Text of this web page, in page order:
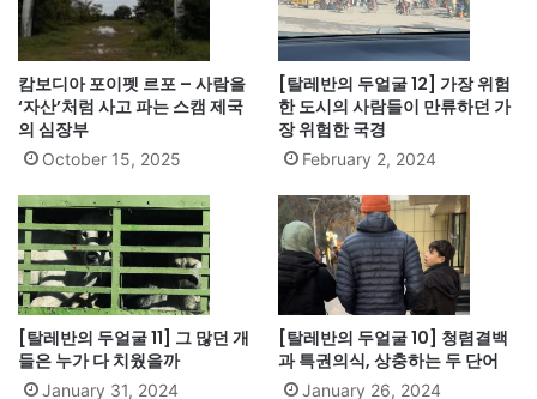
캄보디아 포이펫 르포 – 사람을
‘자산’처럼 사고 파는 스캠 제국
의 심장부
October 15, 2025
[탈레반의 두얼굴 12] 가장 위험
한 도시의 사람들이 만류하던 가
장 위험한 국경
February 2, 2024
[탈레반의 두얼굴 11] 그 많던 개
들은 누가 다 치웠을까
January 31, 2024
[탈레반의 두얼굴 10] 청렴결백
과 특권의식, 상충하는 두 단어
January 26, 2024